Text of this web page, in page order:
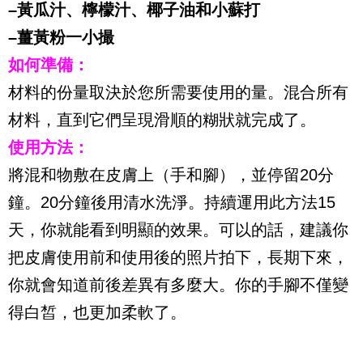
–黃瓜汁、檸檬汁、椰子油和小蘇打
–薑黃粉一小撮
如何準備：
材料的份量取決於您所需要使用的量。混合所有
材料，直到它們呈現滑順的糊狀就完成了。
使用方法：
將混和物敷在皮膚上（手和腳），並停留20分
鐘。20分鐘後用清水洗淨。持續運用此方法15
天，你就能看到明顯的效果。可以的話 ，建議你
把皮膚使用前和使用後的照片拍下，長期下來，
你就會知道前後差異有多麼大。你的手腳不僅變
得白皙，也更加柔軟了。